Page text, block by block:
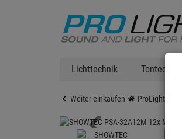
Lichttechnik Tontechnik
Weiter einkaufen ProLighting